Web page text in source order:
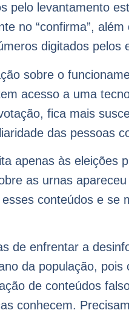
pelo levantamento
no “confirma”,
digitados pelos
sobre o
acesso a uma
fica mais
das pessoas
apenas às eleições
as urnas
conteúdos e se
de enfrentar a
da população,
de conteúdos
conhecem.